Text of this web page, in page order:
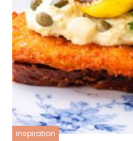
inspiration